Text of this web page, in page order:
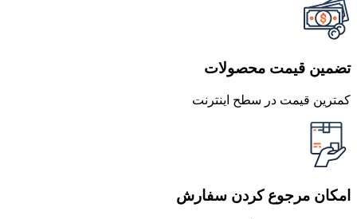
تضمین قیمت محصولات
کمترین قیمت در سطح اینترنت
امکان مرجوع کردن سفارش